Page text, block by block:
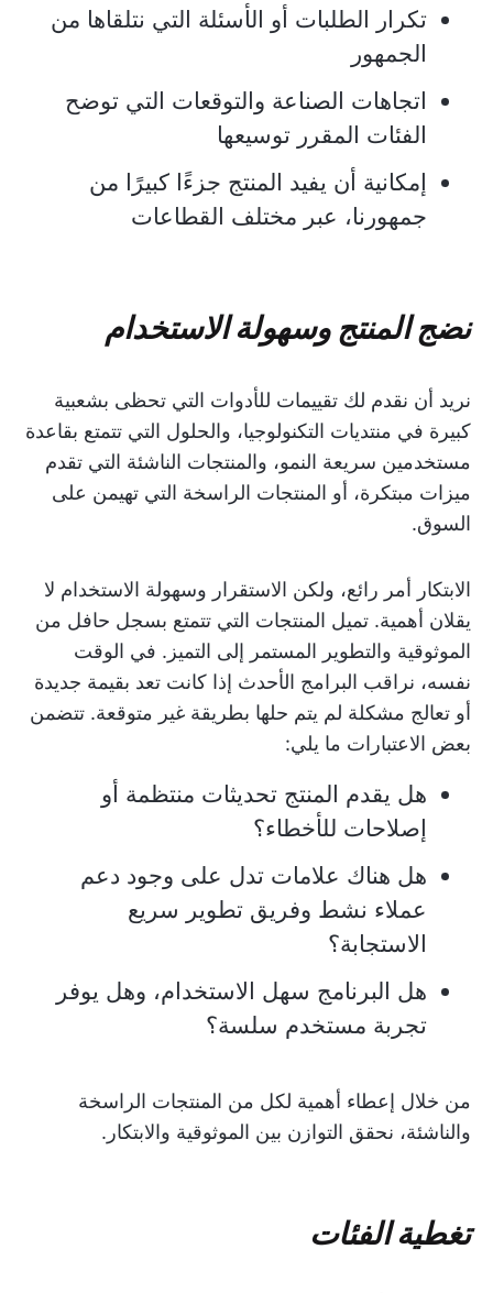
تكرار الطلبات أو الأسئلة التي نتلقاها من
الجمهور
اتجاهات الصناعة والتوقعات التي توضح
الفئات المقرر توسيعها
إمكانية أن يفيد المنتج جزءًا كبيرًا من
جمهورنا، عبر مختلف القطاعات
نضج المنتج وسهولة الاستخدام
نريد أن نقدم لك تقييمات للأدوات التي تحظى بشعبية
كبيرة في منتديات التكنولوجيا، والحلول التي تتمتع بقاعدة
مستخدمين سريعة النمو، والمنتجات الناشئة التي تقدم
ميزات مبتكرة، أو المنتجات الراسخة التي تهيمن على
السوق.
الابتكار أمر رائع، ولكن الاستقرار وسهولة الاستخدام لا
يقلان أهمية. تميل المنتجات التي تتمتع بسجل حافل من
الموثوقية والتطوير المستمر إلى التميز. في الوقت
نفسه، نراقب البرامج الأحدث إذا كانت تعد بقيمة جديدة
أو تعالج مشكلة لم يتم حلها بطريقة غير متوقعة. تتضمن
بعض الاعتبارات ما يلي:
هل يقدم المنتج تحديثات منتظمة أو
إصلاحات للأخطاء؟
هل هناك علامات تدل على وجود دعم
عملاء نشط وفريق تطوير سريع
الاستجابة؟
هل البرنامج سهل الاستخدام، وهل يوفر
تجربة مستخدم سلسة؟
من خلال إعطاء أهمية لكل من المنتجات الراسخة
والناشئة، نحقق التوازن بين الموثوقية والابتكار.
تغطية الفئات